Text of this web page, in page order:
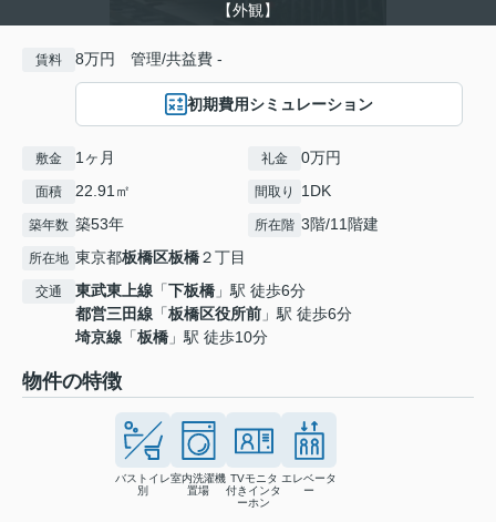
【外観】
賃料 8万円 管理/共益費 -
初期費用シミュレーション
敷金 1ヶ月 礼金 0万円
面積 22.91㎡ 間取り 1DK
築年数 築53年 所在階 3階/11階建
所在地 東京都板橋区板橋２丁目
交通 東武東上線 「下板橋 」駅 徒歩6分
都営三田線 「板橋区役所前 」駅 徒歩6分
埼京線 「板橋 」駅 徒歩10分
物件の特徴
バストイレ
別
室内洗濯機
置場
TVモニタ
付きインタ
ーホン
エレベータ
ー